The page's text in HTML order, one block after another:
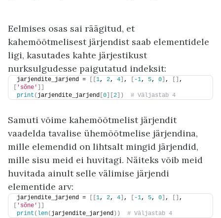
Eelmises osas sai räägitud, et
kahemõõtmelisest järjendist saab elementidele
ligi, kasutades kahte järjestikust
nurksulgudesse paigutatud indeksit:
jarjendite_jarjend = 1, 2, 4 , -1, 5, 0 ,
'sõne'
print ( jarjendite_jarjend 0 2 ]) # Väljastab 4
Samuti võime kahemõõtmelist järjendit
vaadelda tavalise ühemõõtmelise järjendina,
mille elemendid on lihtsalt mingid järjendid,
mille sisu meid ei huvitagi. Näiteks võib meid
huvitada ainult selle välimise järjendi
elementide arv:
jarjendite_jarjend = 1, 2, 4 , -1, 5, 0 ,
'sõne'
print ( len( jarjendite_jarjend )) # Väljastab 4